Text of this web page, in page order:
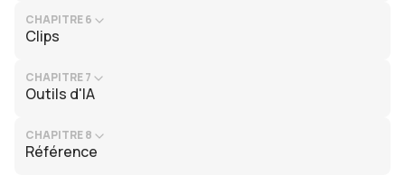
CHAPITRE 6
Clips
CHAPITRE 7
Outils d'IA
CHAPITRE 8
Référence